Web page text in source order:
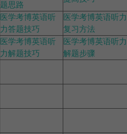
题思路
医学考博英语听
力答题技巧
医学考博英语听力
复习方法
医学考博英语听
力解题技巧
医学考博英语听力
解题步骤